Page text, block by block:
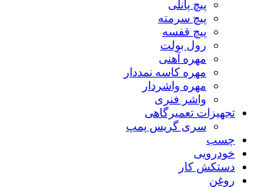
پیچ پانلی
پیچ سرمته
پیچ قفسه
رول بولت
مهره آهنی
مهره کاسه نمددار
مهره واشردار
واشر فنری
تجهیزات تعمیرگاهی
سری گریس پمپ
چسب
خودرویی
دستکش کار
روغن